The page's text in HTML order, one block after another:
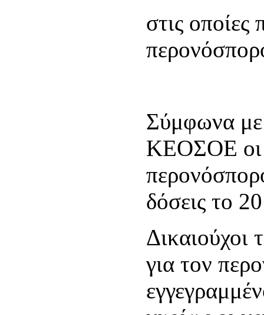
στις οποίες
Σύμφωνα με
ΚΕΟΣΟΕ οι
δόσεις το
για τον